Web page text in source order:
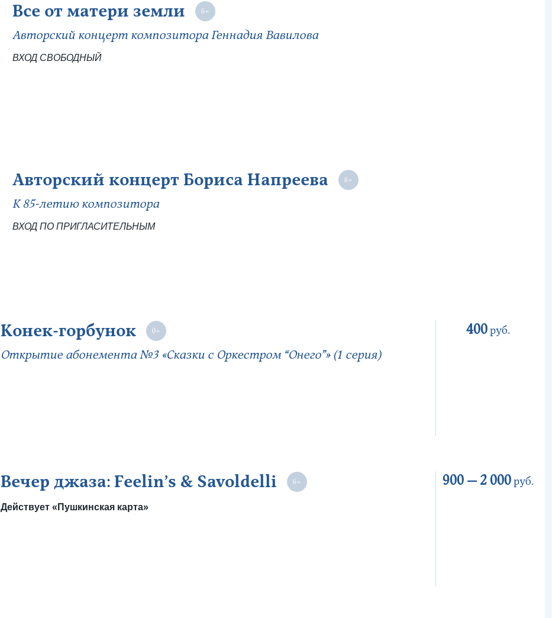
Все от матери земли
Авторский концерт композитора Геннадия Вавилова
ВХОД СВОБОДНЫЙ
Авторский концерт Бориса Напреева
К 85-летию композитора
ВХОД ПО ПРИГЛАСИТЕЛЬНЫМ
Конек-горбунок
Открытие абонемента №3 «Сказки с Оркестром “Онего”» (1 серия)
400руб.
Вечер джаза: Feelin’s & Savoldelli
Действует «Пушкинская карта»
900 — 2 000руб.